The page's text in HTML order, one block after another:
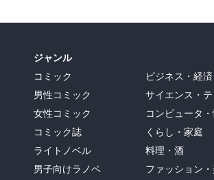
ジャンル
コミック
男性コミック
女性コミック
コミック誌
ライトノベル
男子向けラノベ
ビジネス・経済
サイエンス・
コンピュータ
くらし・家庭
料理・酒
ファッション